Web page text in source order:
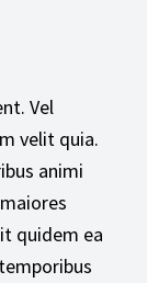
Vel
velit quia.
animi
quidem ea